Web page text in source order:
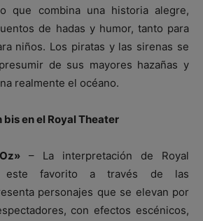
que combina una historia alegre,
de hadas y humor, tanto para
niños. Los piratas y las sirenas se
de sus mayores hazañas y
realmente el océano.
en el Royal Theater
– La interpretación de Royal
este favorito a través de las
personajes que se elevan por
con efectos escénicos,